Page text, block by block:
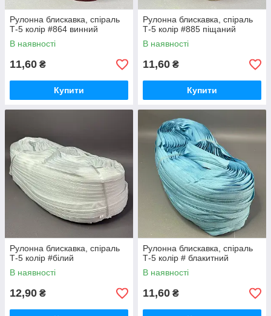
Рулонна блискавка, спіраль
Т-5 колір #864 винний
В наявності
11,60 ₴
Купити
Рулонна блискавка, спіраль
Т-5 колір #885 піщаний
В наявності
11,60 ₴
Купити
Рулонна блискавка, спіраль
Т-5 колір #білий
В наявності
12,90 ₴
Рулонна блискавка, спіраль
Т-5 колір # блакитний
В наявності
11,60 ₴